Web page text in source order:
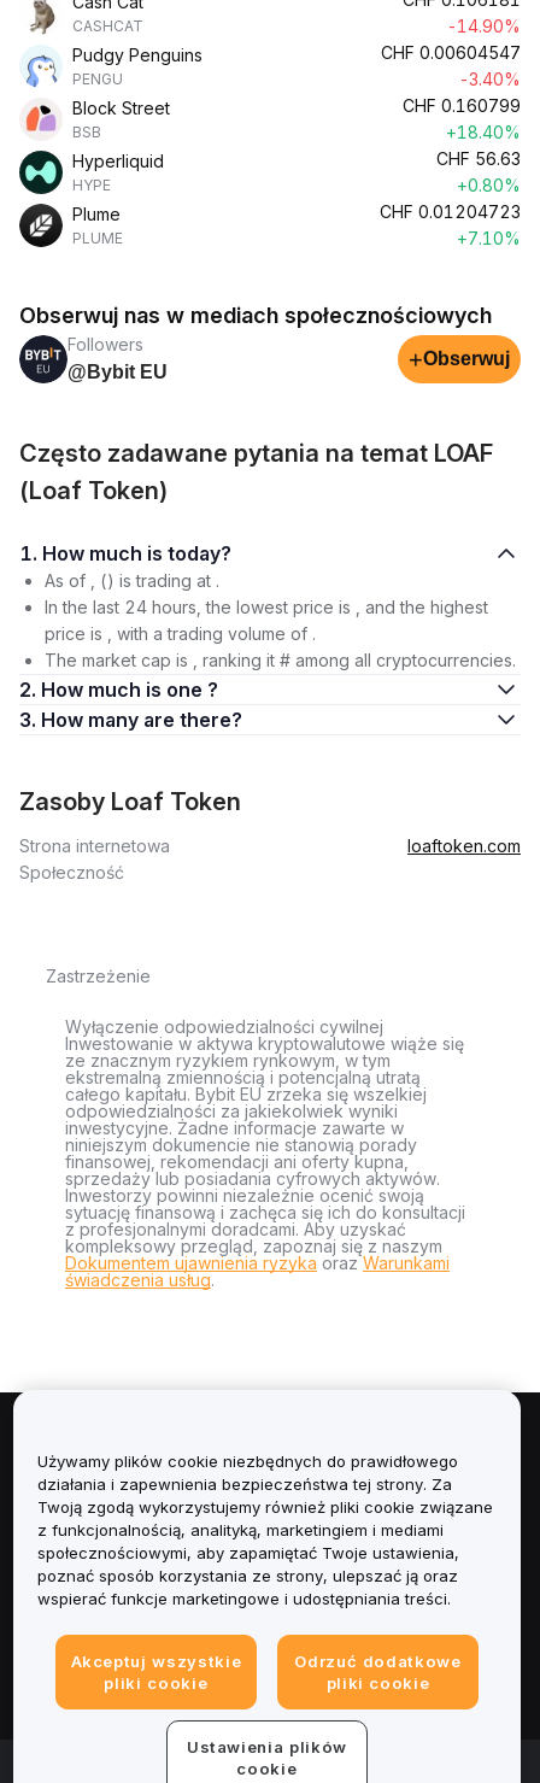
CASHCAT
-14.90%
Pudgy Penguins
PENGU
CHF 0.00604547
-3.40%
Block Street
BSB
CHF 0.160799
+18.40%
Hyperliquid
HYPE
CHF 56.63
+0.80%
Plume
PLUME
CHF 0.01204723
+7.10%
Obserwuj nas w mediach społecznościowych
Followers
@Bybit EU
+Obserwuj
Często zadawane pytania na temat LOAF
(Loaf Token)
1. How much is today?
As of , () is trading at .
In the last 24 hours, the lowest price is , and the highest
price is , with a trading volume of .
The market cap is , ranking it # among all cryptocurrencies.
2. How much is one ?
3. How many are there?
Zasoby Loaf Token
Strona internetowa
loaftoken.com
Społeczność
Zastrzeżenie
Wyłączenie odpowiedzialności cywilnej
Inwestowanie w aktywa kryptowalutowe wiąże się
ze znacznym ryzykiem rynkowym, w tym
ekstremalną zmiennością i potencjalną utratą
całego kapitału. Bybit EU zrzeka się wszelkiej
odpowiedzialności za jakiekolwiek wyniki
inwestycyjne. Żadne informacje zawarte w
niniejszym dokumencie nie stanowią porady
finansowej, rekomendacji ani oferty kupna,
sprzedaży lub posiadania cyfrowych aktywów.
Inwestorzy powinni niezależnie ocenić swoją
sytuację finansową i zachęca się ich do konsultacji
z profesjonalnymi doradcami. Aby uzyskać
kompleksowy przegląd, zapoznaj się z naszym
Dokumentem ujawnienia ryzyka orazWarunkami
świadczenia usług.
Informacje
Usługi
Obsługa Klienta
Informacje prawne
© 2025-2026 Bybit.eu. All rights reserved.
Używamy plików cookie niezbędnych do prawidłowego
działania i zapewnienia bezpieczeństwa tej strony. Za
Twoją zgodą wykorzystujemy również pliki cookie związane
z funkcjonalnością, analityką, marketingiem i mediami
społecznościowymi, aby zapamiętać Twoje ustawienia,
poznać sposób korzystania ze strony, ulepszać ją oraz
wspierać funkcje marketingowe i udostępniania treści.
Akceptuj wszystkie
pliki cookie
Odrzuć dodatkowe
pliki cookie
Ustawienia plików
cookie